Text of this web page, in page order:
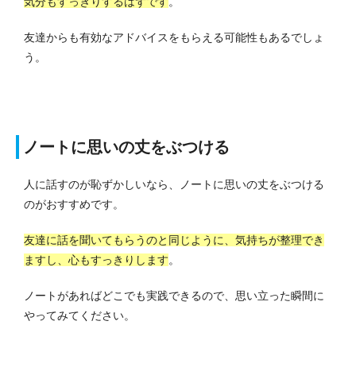
友達からも有効なアドバイスをもらえる可能性もあるでしょ
う。
ノートに思いの丈をぶつける
人に話すのが恥ずかしいなら、ノートに思いの丈をぶつける
のがおすすめです。
友達に話を聞いてもらうのと同じように、気持ちが整理でき
ますし、心もすっきりします。
ノートがあればどこでも実践できるので、思い立った瞬間に
やってみてください。